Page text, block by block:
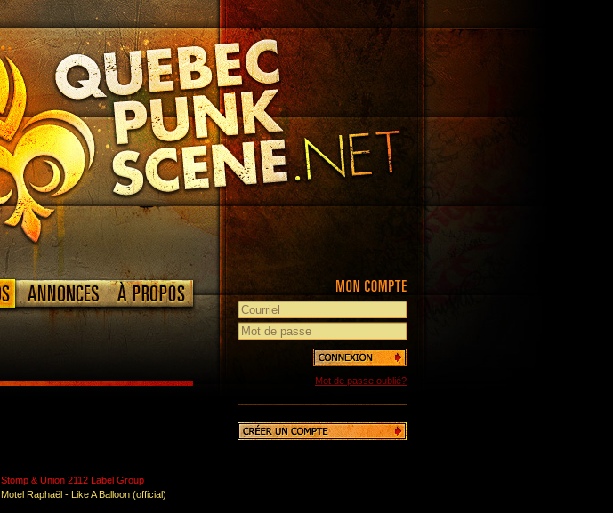
Stomp & Union 2112 Label Group
Motel Raphaël - Like A Balloon (official)
Mot de passe oublié?